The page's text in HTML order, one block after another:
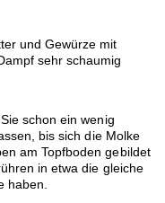
und Gewürze mit
sehr schaumig
schon ein wenig
bis sich die Molke
am Topfboden gebildet
in etwa die gleiche
haben.